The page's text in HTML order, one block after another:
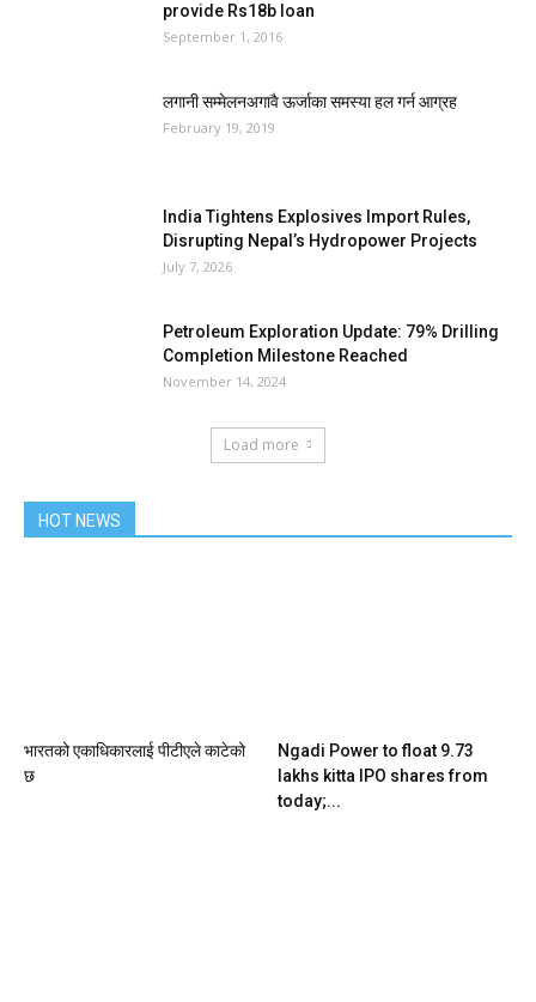
provide Rs18b loan
September 1, 2016
लगानी सम्मेलनअगावै ऊर्जाका समस्या हल गर्न आग्रह
February 19, 2019
India Tightens Explosives Import Rules,
Disrupting Nepal’s Hydropower Projects
July 7, 2026
Petroleum Exploration Update: 79% Drilling
Completion Milestone Reached
November 14, 2024
Load more
HOT NEWS
भारतको एकाधिकारलाई पीटीएले काटेको
छ
Ngadi Power to float 9.73
lakhs kitta IPO shares from
today;...